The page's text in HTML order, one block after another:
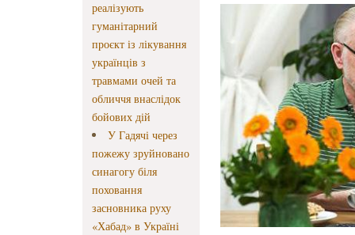
реалізують
гуманітарний
проєкт із лікування
українців з
травмами очей та
обличчя внаслідок
бойових дій
У Гадячі через
пожежу зруйновано
синагогу біля
поховання
засновника руху
«Хабад» в Україні